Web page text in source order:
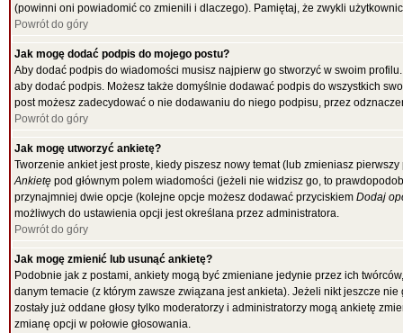
(powinni oni powiadomić co zmienili i dlaczego). Pamiętaj, że zwykli
Powrót do góry
Jak mogę dodać podpis do mojego postu?
Aby dodać podpis do wiadomości musisz najpierw go stworzyć w swoim
aby dodać podpis. Możesz także domyślnie dodawać podpis do wszystkich
post możesz zadecydować o nie dodawaniu do niego podpisu, przez
Powrót do góry
Jak mogę utworzyć ankietę?
Tworzenie ankiet jest proste, kiedy piszesz nowy temat (lub zmieniasz
Ankietę pod głównym polem wiadomości (jeżeli nie widzisz go, to
przynajmniej dwie opcje (kolejne opcje możesz dodawać przyciskiem Dodaj
możliwych do ustawienia opcji jest określana przez administratora.
Powrót do góry
Jak mogę zmienić lub usunąć ankietę?
Podobnie jak z postami, ankiety mogą być zmieniane jedynie przez ich
danym temacie (z którym zawsze związana jest ankieta). Jeżeli nikt jeszcze
zostały już oddane głosy tylko moderatorzy i administratorzy mogą ankietę
zmianę opcji w połowie głosowania.